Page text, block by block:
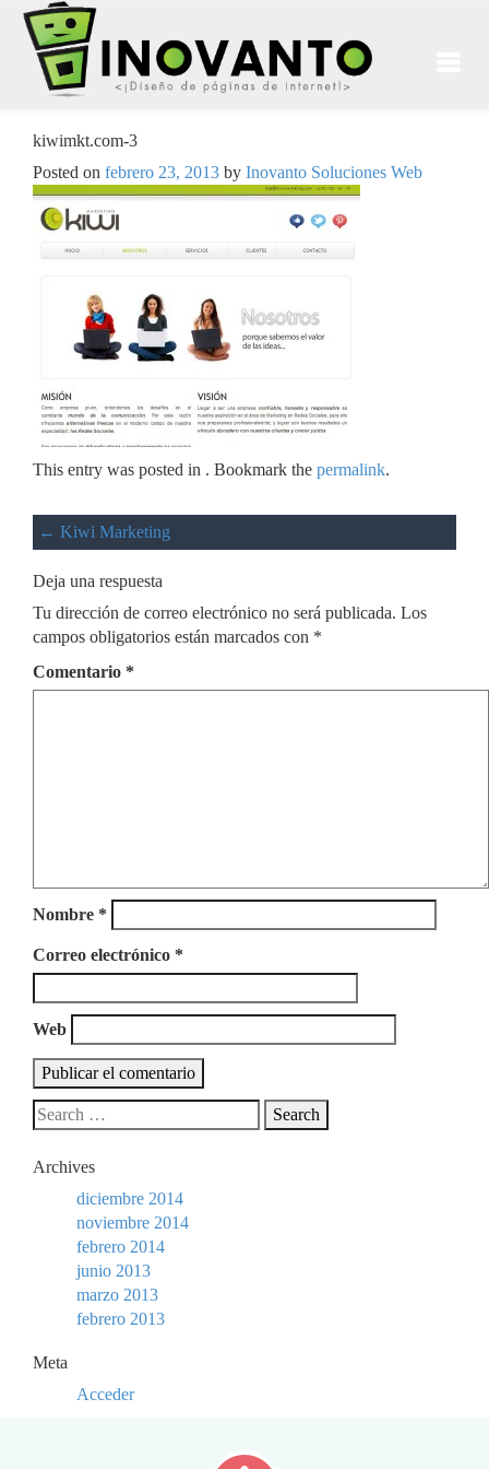
kiwimkt.com-3
Posted on febrero 23, 2013 by Inovanto Soluciones Web
This entry was posted in . Bookmark the permalink.
← Kiwi Marketing
Deja una respuesta
Tu dirección de correo electrónico no será publicada. Los
campos obligatorios están marcados con *
Comentario *
Nombre *
Correo electrónico *
Web
Archives
diciembre 2014
noviembre 2014
febrero 2014
junio 2013
marzo 2013
febrero 2013
Meta
Acceder